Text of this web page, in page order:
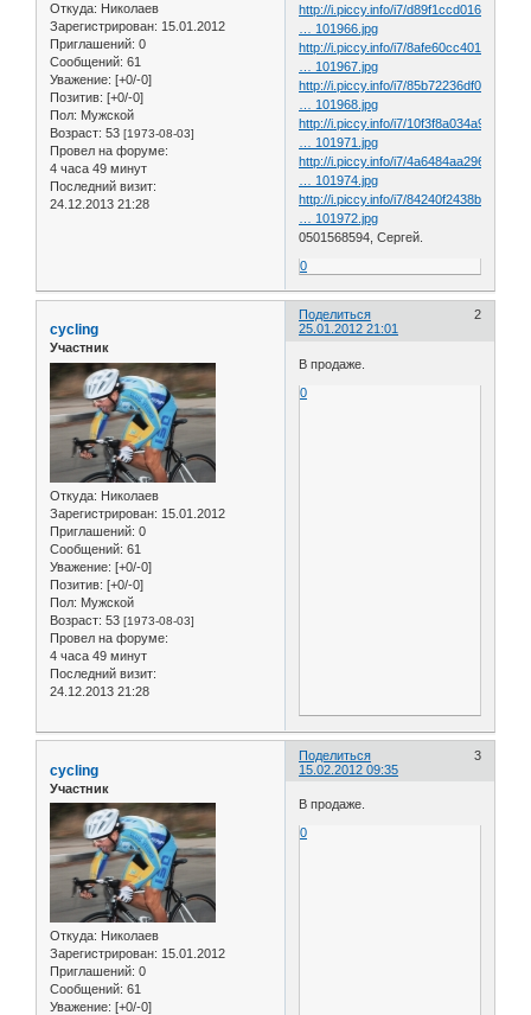
Откуда: Николаев
Зарегистрирован: 15.01.2012
Приглашений: 0
Сообщений: 61
Уважение: [+0/-0]
Позитив: [+0/-0]
Пол: Мужской
Возраст: 53 [1973-08-03]
Провел на форуме:
4 часа 49 минут
Последний визит:
24.12.2013 21:28
http://i.piccy.info/i7/d89f1ccd01665f89
… 101966.jpg
http://i.piccy.info/i7/8afe60cc40161e27
… 101967.jpg
http://i.piccy.info/i7/85b72236df0abe4c
… 101968.jpg
http://i.piccy.info/i7/10f3f8a034a9ef9e
… 101971.jpg
http://i.piccy.info/i7/4a6484aa2968d9b8
… 101974.jpg
http://i.piccy.info/i7/84240f2438bb4efe
… 101972.jpg
0501568594, Сергей.
0
Поделиться
2
25.01.2012 21:01
cycling
Участник
Откуда: Николаев
Зарегистрирован: 15.01.2012
Приглашений: 0
Сообщений: 61
Уважение: [+0/-0]
Позитив: [+0/-0]
Пол: Мужской
Возраст: 53 [1973-08-03]
Провел на форуме:
4 часа 49 минут
Последний визит:
24.12.2013 21:28
В продаже.
0
Поделиться
3
15.02.2012 09:35
cycling
Участник
Откуда: Николаев
Зарегистрирован: 15.01.2012
Приглашений: 0
Сообщений: 61
Уважение: [+0/-0]
В продаже.
0